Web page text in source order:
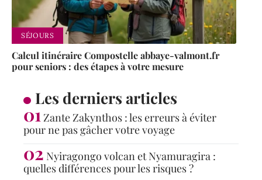
SÉJOURS
Calcul itinéraire Compostelle abbaye-valmont.fr
pour seniors : des étapes à votre mesure
Les derniers articles
Zante Zakynthos : les erreurs à éviter
pour ne pas gâcher votre voyage
Nyiragongo volcan et Nyamuragira :
quelles différences pour les risques ?